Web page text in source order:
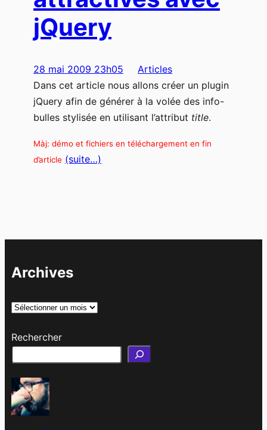
jQuery
28 mai 2009 23h05
Articles
Dans cet article nous allons créer un plugin
jQuery afin de générer à la volée des info-
bulles stylisée en utilisant l’attribut title.
Màj: démo et fichiers en téléchargement en fin
d’article (suite…)
Archives
A
c
e
s
Rechercher